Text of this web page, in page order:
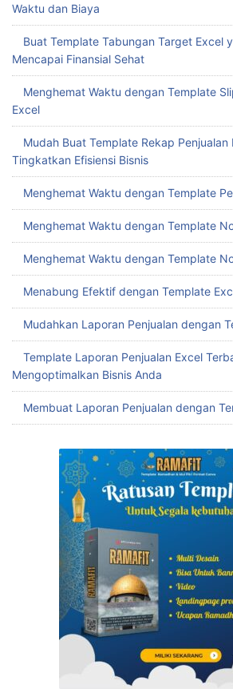
Waktu dan Biaya
Buat Template Tabungan Target Excel
Mencapai Finansial Sehat
Menghemat Waktu dengan Template
Excel
Mudah Buat Template Rekap Penjualan
Tingkatkan Efisiensi Bisnis
Menghemat Waktu dengan Template
Menghemat Waktu dengan Template
Menghemat Waktu dengan Template
Menabung Efektif dengan Template
Mudahkan Laporan Penjualan dengan
Template Laporan Penjualan Excel
Mengoptimalkan Bisnis Anda
Membuat Laporan Penjualan dengan